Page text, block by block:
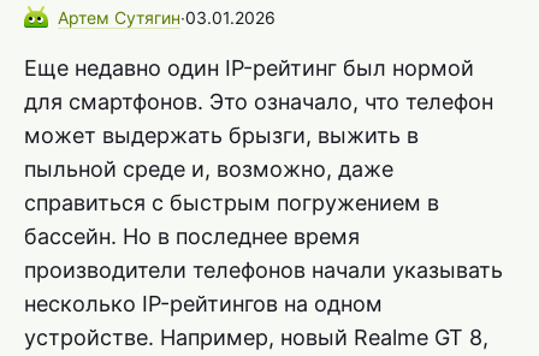
Артем Сутягин∙03.01.2026
Еще недавно один IP-рейтинг был нормой
для смартфонов. Это означало, что телефон
может выдержать брызги, выжить в
пыльной среде и, возможно, даже
справиться с быстрым погружением в
бассейн. Но в последнее время
производители телефонов начали указывать
несколько IP-рейтингов на одном
устройстве. Например, новый Realme GT 8,